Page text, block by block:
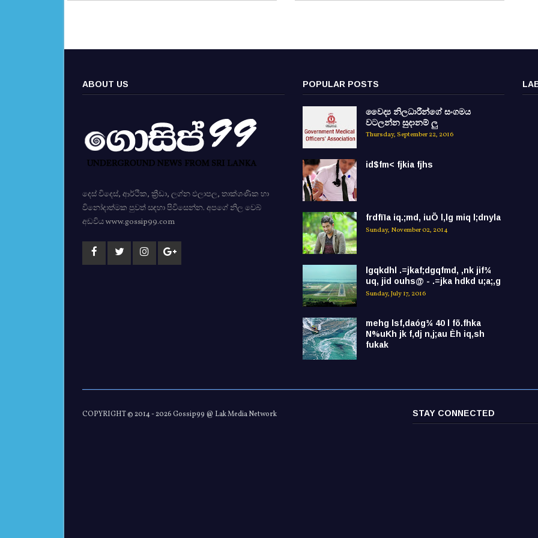
ABOUT US
දෙස් විදෙස්, ආර්ථික, ක්‍රීඩා, ලග්න ඵලාපල, තාක්ශණික හා
විනෝදාත්මක පුවත් සඳහා පිවිසෙන්න. අපගේ නිල වෙබ්
අඩවිය www.gossip99.com
POPULAR POSTS
වෛද්‍ය නිලධාරීන්ගේ සංගමය
වටලන්න සුදානම් ලු
Thursday, September 22, 2016
id$fm< fjkia fjhs
frdfïIa iq.;md, iuÕ l,lg miq l;dnyla
Sunday, November 02, 2014
lgqkdhl .=jkaf;dgqfmd, ,nk jif¾
uq, jid ouhs@ - .=jka hdkd u;a;,g
Sunday, July 17, 2016
mehg lsf,daóg¾ 40 l fõ.fhka
N%uKh jk f,dj n,j;au Èh iq,sh
fukak
COPYRIGHT © 2014 -2026 Gossip99 @ Lak Media Network STAY CONNECTED